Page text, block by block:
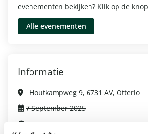
evenementen bekijken? Klik op de
Alle evenementen
Informatie
Houtkampweg 9, 6731 AV, Otterlo
7 September 2025